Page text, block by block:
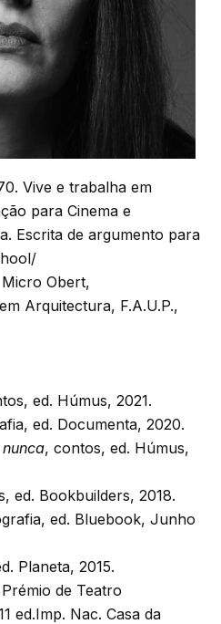
Vive e trabalha em
para Cinema e
Escrita de argumento para
Obert,
Arquitectura, F.A.U.P.,
ed. Húmus, 2021.
ed. Documenta, 2020.
, contos, ed. Húmus,
ed. Bookbuilders, 2018.
ed. Bluebook, Junho
Planeta, 2015.
de Teatro
ed.Imp. Nac. Casa da